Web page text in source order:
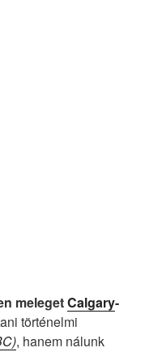
melegetCalgary-
történelmi
, hanem nálunk